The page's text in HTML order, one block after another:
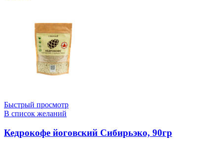
Быстрый просмотр
В список желаний
Кедрокофе йоговский Сибирьэко, 90гр